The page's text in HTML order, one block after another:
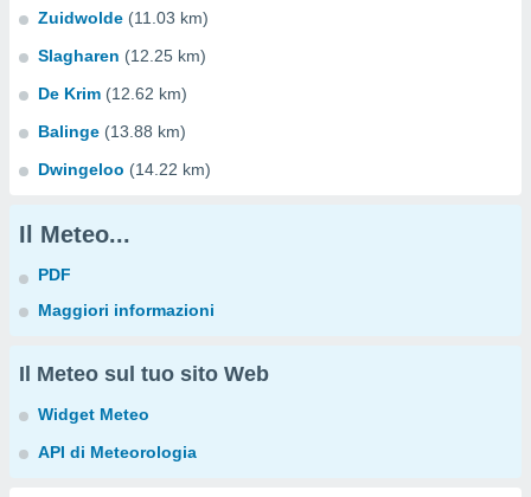
Zuidwolde (11.03 km)
Slagharen (12.25 km)
De Krim (12.62 km)
Balinge (13.88 km)
Dwingeloo (14.22 km)
Il Meteo...
PDF
Maggiori informazioni
Il Meteo sul tuo sito Web
Widget Meteo
API di Meteorologia